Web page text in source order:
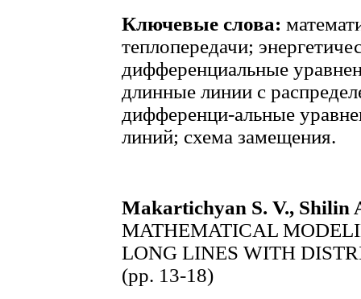
Ключевые слова:
теплопередачи;
дифференциальные
длинные линии с
дифференци-альные
линий; схема замещения.
Makartichyan S. V., Shilin
MATHEMATICAL
LONG LINES WITH
(pp. 13-18)